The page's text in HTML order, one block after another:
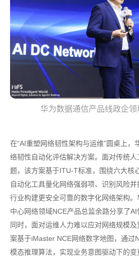
华为数据通信产品线政企领
在“AI重塑网络韧性架构与运维”圆桌上，
络韧性自动化评估解决方案。面对传统
题，该方案基于ITU-T标准，围绕六大核
自动化工具量化网络强弱项、识别风险
行业构建更安全可靠的数字化网络架构
中心网络领域NCE产品总监余路分享了AI
同时，面对运维人力难以应对网络规模
案基于iMaster NCE网络数字地图，通过
模态推理算法，实现业务意图驱动下的